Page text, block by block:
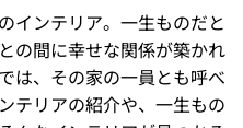
インテリア。一生ものだと
の間に幸せな関係が築かれ
は、その家の一員とも呼べ
テリアの紹介や、一生もの